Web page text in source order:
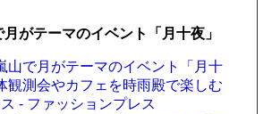
がテーマのイベント「月十夜」
山で月がテーマのイベント「月十
観測会やカフェを時雨殿で楽しむ
ス - ファッションプレス